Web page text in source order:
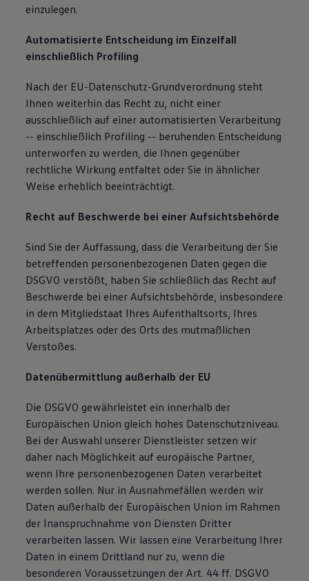
einzulegen.
Automatisierte Entscheidung im Einzelfall
einschließlich Profiling
Nach der EU-Datenschutz-Grundverordnung steht
Ihnen weiterhin das Recht zu, nicht einer
ausschließlich auf einer automatisierten Verarbeitung
-- einschließlich Profiling -- beruhenden Entscheidung
unterworfen zu werden, die Ihnen gegenüber
rechtliche Wirkung entfaltet oder Sie in ähnlicher
Weise erheblich beeinträchtigt.
Recht auf Beschwerde bei einer Aufsichtsbehörde
Sind Sie der Auffassung, dass die Verarbeitung der Sie
betreffenden personenbezogenen Daten gegen die
DSGVO verstößt, haben Sie schließlich das Recht auf
Beschwerde bei einer Aufsichtsbehörde, insbesondere
in dem Mitgliedstaat Ihres Aufenthaltsorts, Ihres
Arbeitsplatzes oder des Orts des mutmaßlichen
Verstoßes.
Datenübermittlung außerhalb der EU
Die DSGVO gewährleistet ein innerhalb der
Europäischen Union gleich hohes Datenschutzniveau.
Bei der Auswahl unserer Dienstleister setzen wir
daher nach Möglichkeit auf europäische Partner,
wenn Ihre personenbezogenen Daten verarbeitet
werden sollen. Nur in Ausnahmefällen werden wir
Daten außerhalb der Europäischen Union im Rahmen
der Inanspruchnahme von Diensten Dritter
verarbeiten lassen. Wir lassen eine Verarbeitung Ihrer
Daten in einem Drittland nur zu, wenn die
besonderen Voraussetzungen der Art. 44 ff. DSGVO